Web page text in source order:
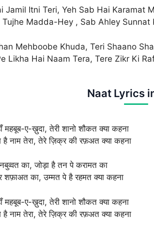
Jamil Itni Teri, Yeh Sab Hai Karamat
Tujhe Madda-Hey , Sab Ahley Sunnat
Mehboobe Khuda, Teri Shaano
Likha Hai Naam Tera, Tere Zikr Ki
Naat Lyrics
ए-ख़ुदा, तेरी शानो शौकत क्या कहना
है नाम तेरा, तेरे ज़िक्र की रफ़अत क्या कहना
का, जोड़ा है तन पे करामत का
शफ़ाअत का, उम्मत पे है रहमत क्या कहना
ए-ख़ुदा, तेरी शानो शौकत क्या कहना
है नाम तेरा, तेरे ज़िक्र की रफ़अत क्या कहना